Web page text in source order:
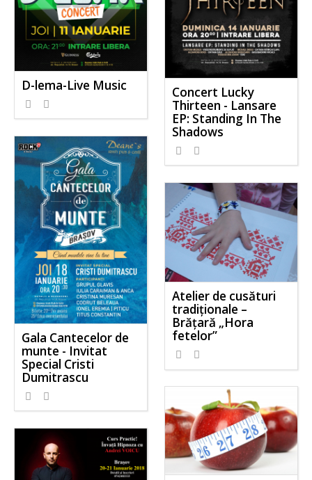
D-lema-Live Music
Concert Lucky
Thirteen - Lansare
EP: Standing In The
Shadows
Gala Cantecelor de
munte - Invitat
Special Cristi
Dumitrascu
Atelier de cusături
tradiționale –
Brățară „Hora
fetelor”